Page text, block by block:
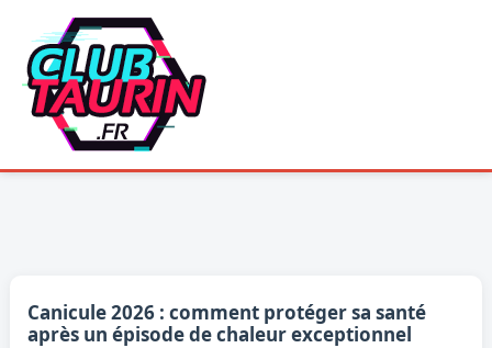
contenu
Canicule 2026 : comment protéger sa santé
après un épisode de chaleur exceptionnel